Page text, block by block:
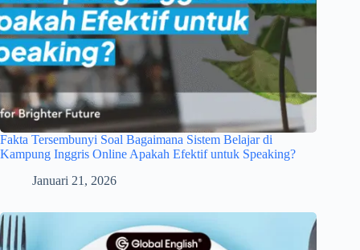
Fakta Tersembunyi Soal Bagaimana Sistem Belajar di
Kampung Inggris Online Apakah Efektif untuk Speaking?
Januari 21, 2026